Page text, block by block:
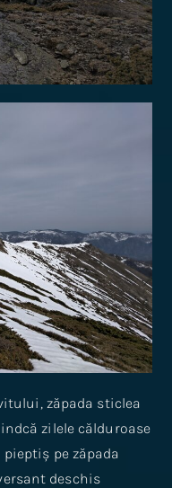
zăpada sticlea
zilele călduroase
pe zăpada
deschis